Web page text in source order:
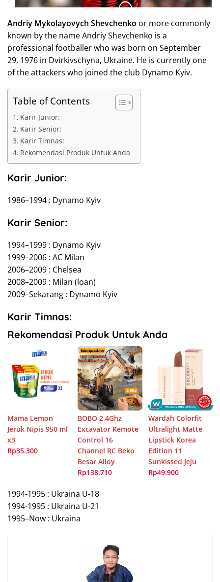
Andriy Mykolayovych Shevchenko or more commonly
known by the name Andriy Shevchenko is a
professional footballer who was born on September
29, 1976 in Dvirkivschyna, Ukraine. He is currently one
of the attackers who joined the club Dynamo Kyiv.
Table of Contents
Karir Junior:
Karir Senior:
Karir Timnas:
Rekomendasi Produk Untuk Anda
Karir Junior:
1986–1994 : Dynamo Kyiv
Karir Senior:
1994–1999 : Dynamo Kyiv
1999–2006 : AC Milan
2006–2009 : Chelsea
2008–2009 : Milan (loan)
2009–Sekarang : Dynamo Kyiv
Karir Timnas:
Rekomendasi Produk Untuk Anda
Mama Lemon
Jeruk Nipis 950 ml
x3
Rp35.300
BOBO 2.4Ghz
Excavator Remote
Control 16
Channel RC Beko
Besar Alloy
Rp138.710
Wardah Colorfit
Ultralight Matte
Lipstick Korea
Edition 11
Sunkissed Jeju
Rp49.900
1994-1995 : Ukraina U-18
1994-1995 : Ukraina U-21
1995–Now : Ukraina